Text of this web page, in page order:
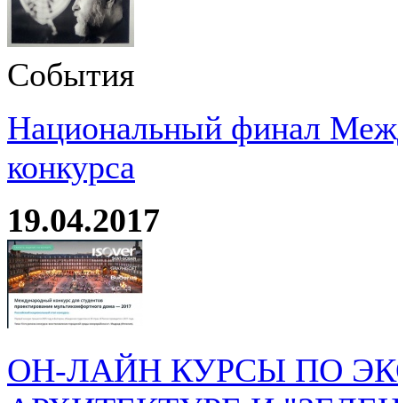
События
Национальный финал
конкурса
19.04.2017
ОН-ЛАЙН КУРСЫ ПО